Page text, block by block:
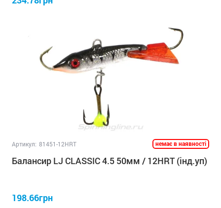
Артикул: 81451-12HRT немає в наявності
Балансир LJ CLASSIC 4.5 50мм / 12HRT (інд.уп)
198.66грн